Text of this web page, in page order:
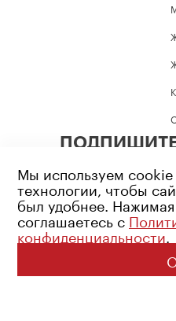
Возрастное
Политика
© 2026 Все
Мы используем
технологии, чтобы
был удобнее.
соглашаетесь с
конфиденциальности.